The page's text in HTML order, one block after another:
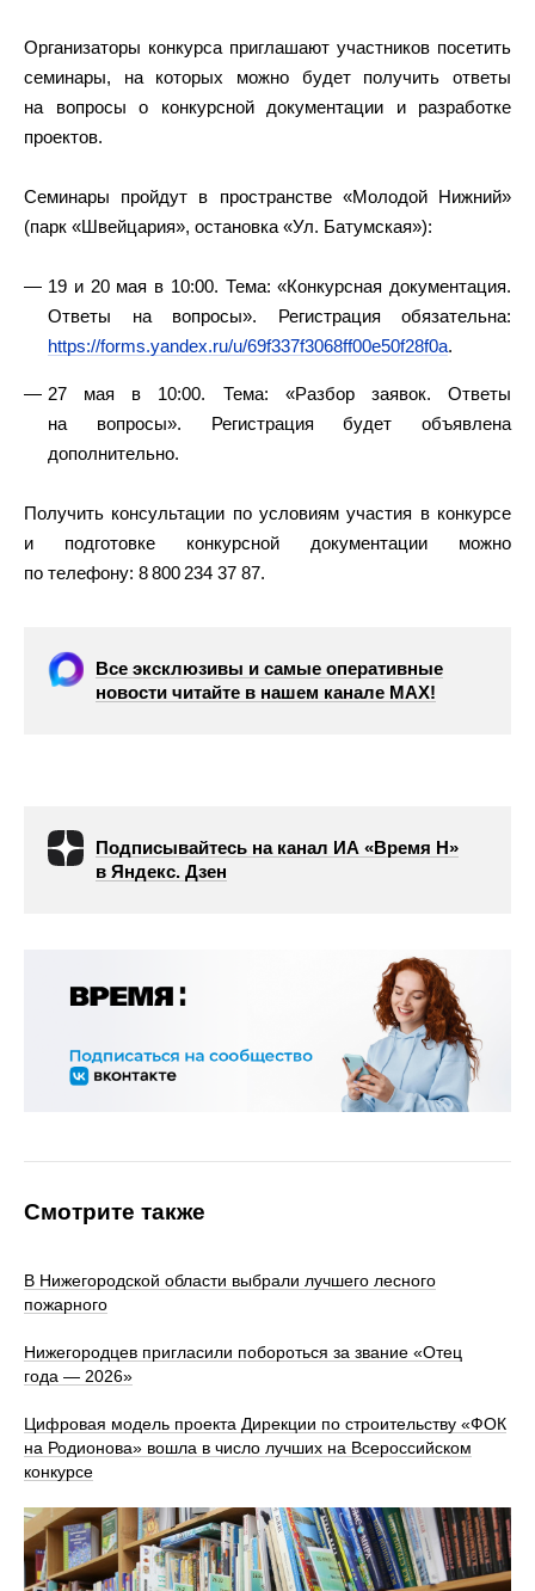
Организаторы конкурса приглашают участников посетить
семинары, на которых можно будет получить ответы
на вопросы о конкурсной документации и разработке
проектов.
Семинары пройдут в пространстве «Молодой Нижний»
(парк «Швейцария», остановка «Ул. Батумская»):
19 и 20 мая в 10:00. Тема: «Конкурсная документация.
Ответы на вопросы». Регистрация обязательна:
https://forms.yandex.ru/u/69f337f3068ff00e50f28f0a.
27 мая в 10:00. Тема: «Разбор заявок. Ответы
на вопросы». Регистрация будет объявлена
дополнительно.
Получить консультации по условиям участия в конкурсе
и подготовке конкурсной документации можно
по телефону: 8 800 234 37 87.
Все эксклюзивы и самые оперативные
новости читайте в нашем канале МАХ!
Подписывайтесь на канал ИА «Время Н»
в Яндекс. Дзен
Смотрите также
В Нижегородской области выбрали лучшего лесного
пожарного
Нижегородцев пригласили побороться за звание «Отец
года — 2026»
Цифровая модель проекта Дирекции по строительству «ФОК
на Родионова» вошла в число лучших на Всероссийском
конкурсе